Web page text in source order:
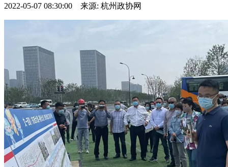
2022-05-07 08:30:00 来源: 杭州政协网